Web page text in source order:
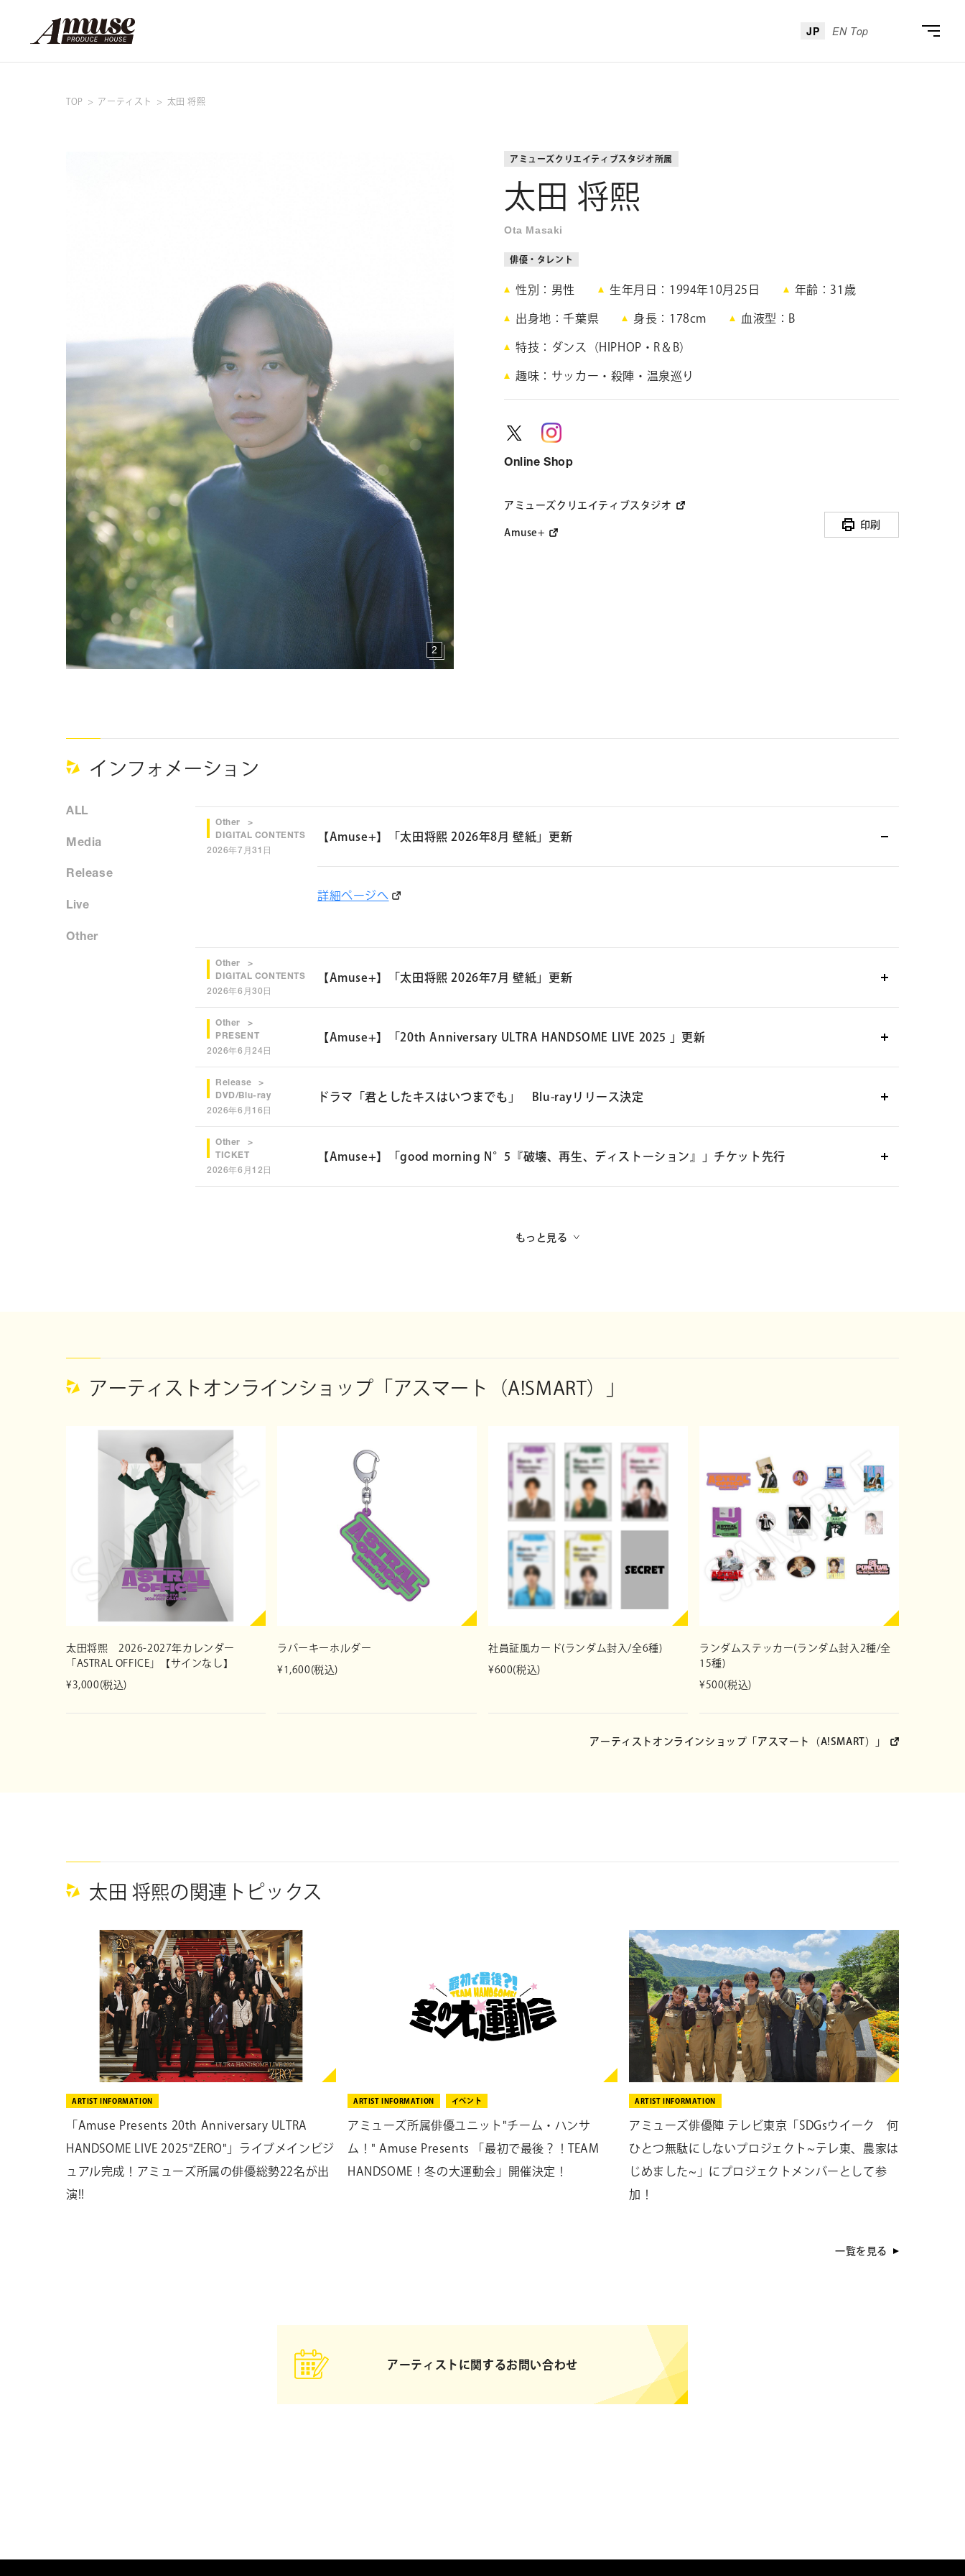
JP EN Top
CONTACT お問い合わせ
個人のお客様
AUDITION アーティスト募集
TOP アーティスト 太田 将熙
2
アミューズクリエイティブスタジオ所属
太田 将熙
Ota Masaki
俳優・タレント
性別 男性 生年月日 1994年10月25日 年齢 31 歳
出身地 千葉県 身長 178cm 血液型 B
特技 ダンス（HIPHOP・R＆B）
趣味 サッカー・殺陣・温泉巡り
Online Shop
アミューズクリエイティブスタジオ
Amuse+
印刷
インフォメーション
ALL
Media
Release
Live
Other
Other
DIGITAL CONTENTS
2026年7月31日
【Amuse+】「太田将熙 2026年8月 壁紙」更新
詳細ページへ
Other
DIGITAL CONTENTS
2026年6月30日
【Amuse+】「太田将熙 2026年7月 壁紙」更新
詳細ページへ
Other
PRESENT
2026年6月24日
【Amuse+】「20th Anniversary ULTRA HANDSOME LIVE 2025 」更新
詳細ページへ
Release
DVD/Blu-ray
2026年6月16日
ドラマ「君としたキスはいつまでも」 Blu-rayリリース決定
Blu-ray ドラマ「君としたキスはいつまでも」
特典映像①：上映会イベント(16時45の回)
特典映像②：クランクイン・アウト集
細⽥佳央太、莉⼦、本島純政、川津明⽇⾹、渡部秀、⼩島藤⼦、 猪塚健太、藤⾕理⼦、⻘柳塁⽃、松井愛莉、太田将熙、溝
口琢矢、福崎那由他、中井友望、⼩関裕太、清水くるみ、松岡広大 ほか
（C）「君としたキスはいつまでも」製作委員会・ABCテレビ
▽アーティストオンラインショップ「アスマート（A!SMART）」
「君としたキスはいつまでも」Blu-ray BOX
https://www.asmart.jp/shop/han
dsome/product/10050919
Other
TICKET
2026年6月12日
【Amuse+】「good morning N°5『破壊、再生、ディストーション』」チケット先行
もっと見る
アーティストオンラインショップ「アスマート（A!SMART）」
太田将熙 2026-2027年カレンダー
「ASTRAL OFFICE」【サインなし】
¥3,000(税込)
ラバーキーホルダー
¥1,600(税込)
社員証風カード(ランダム封入/全6種)
¥600(税込)
ランダムステッカー(ランダム封入2種/全
15種)
¥500(税込)
アーティストオンラインショップ 「アスマート（A!SMART）」
太田 将熙の関連トピックス
ARTIST INFORMATION
「Amuse Presents 20th Anniversary ULTRA
HANDSOME LIVE 2025"ZERO"」ライブメインビジ
ュアル完成！アミューズ所属の俳優総勢22名が出
演!!
ARTIST INFORMATION イベント
アミューズ所属俳優ユニット"チーム・ハンサ
ム！" Amuse Presents 「最初で最後？！TEAM
HANDSOME！冬の大運動会」開催決定！
ARTIST INFORMATION
アミューズ俳優陣 テレビ東京「SDGsウイーク 何
ひとつ無駄にしないプロジェクト~テレ東、農家は
じめました~」にプロジェクトメンバーとして参
加！
一覧を見る
アーティストに関するお問い合わせ